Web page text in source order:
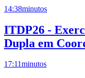
14:38minutos
ITDP26 -
Dupla em
17:11minutos